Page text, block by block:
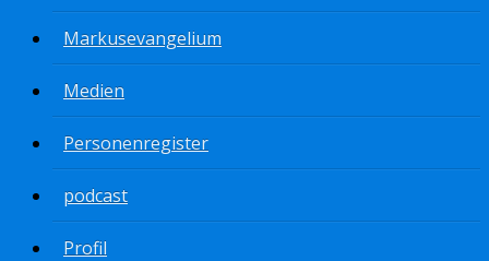
Markusevangelium
Medien
Personenregister
podcast
Profil